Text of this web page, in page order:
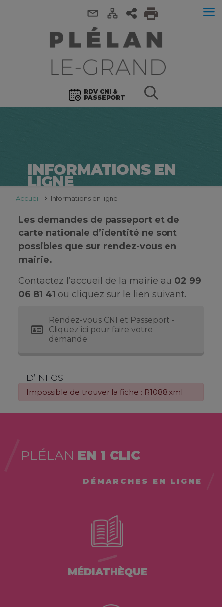
RDV CNI &
PASSEPORT
INFORMATIONS EN
LIGNE
Accueil Informations en ligne
Les demandes de passeport et de
carte nationale d’identité ne sont
possibles que sur rendez-vous en
mairie.
Contactez l’accueil de la mairie au 02 99
06 81 41 ou cliquez sur le lien suivant.
Rendez-vous CNI et Passeport -
Cliquez ici pour faire votre
demande
+ D’INFOS
Impossible de trouver la fiche : R1088.xml
PLÉLAN EN 1 CLIC
DÉMARCHES EN LIGNE
MÉDIATHÈQUE